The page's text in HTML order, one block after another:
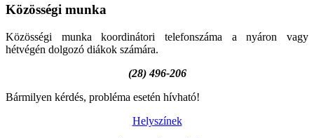
Közösségi munka
Közösségi munka koordinátori telefonszáma a nyáron vagy
hétvégén dolgozó diákok számára.
(28) 496-206
Bármilyen kérdés, probléma esetén hívható!
Helyszínek